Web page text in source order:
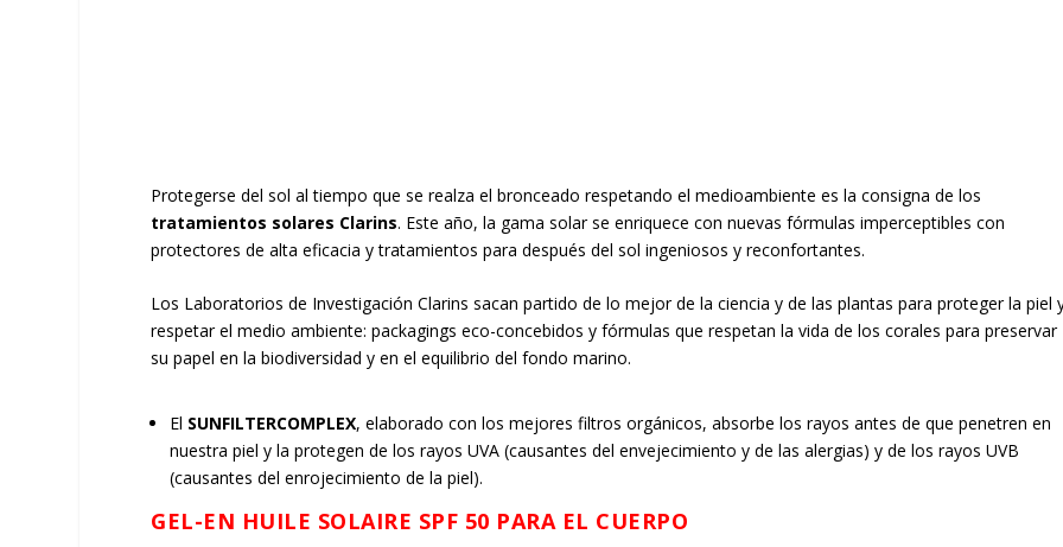
Protegerse del sol al tiempo que se realza el bronceado respetando el medioambiente es la consigna de los
tratamientos solares Clarins. Este año, la gama solar se enriquece con nuevas fórmulas imperceptibles con
protectores de alta eficacia y tratamientos para después del sol ingeniosos y reconfortantes.
Los Laboratorios de Investigación Clarins sacan partido de lo mejor de la ciencia y de las plantas para proteger la piel
respetar el medio ambiente: packagings eco-concebidos y fórmulas que respetan la vida de los corales para preservar
su papel en la biodiversidad y en el equilibrio del fondo marino.
El SUNFILTERCOMPLEX, elaborado con los mejores filtros orgánicos, absorbe los rayos antes de que penetren en
nuestra piel y la protegen de los rayos UVA (causantes del envejecimiento y de las alergias) y de los rayos UVB
(causantes del enrojecimiento de la piel).
GEL-EN HUILE SOLAIRE SPF 50 PARA EL CUERPO